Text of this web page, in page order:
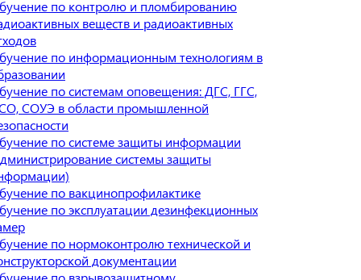
по контролю и пломбированию
веществ и радиоактивных
по информационным технологиям в
по системам оповещения: ДГС, ГГС,
СОУЭ в области промышленной
по системе защиты информации
системы защиты
по вакцинопрофилактике
по эксплуатации дезинфекционных
по нормоконтролю технической и
документации